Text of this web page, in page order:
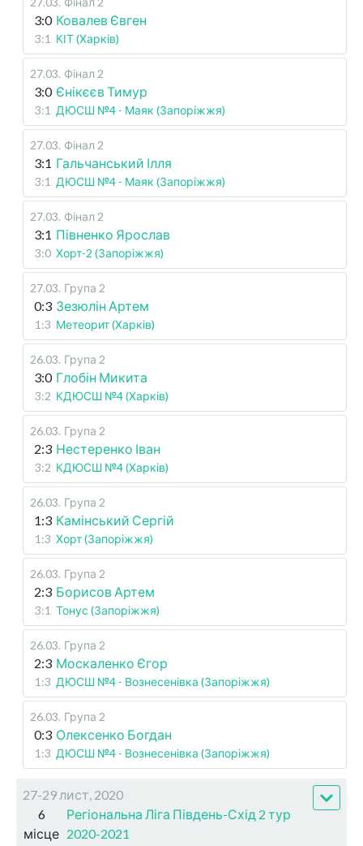
3:0 Ковалев Євген
3:1 КІТ (Харків)
27.03. Фінал 2
3:0 Єнікєєв Тимур
3:1 ДЮСШ №4 - Маяк (Запоріжжя)
27.03. Фінал 2
3:1 Гальчанський Ілля
3:1 ДЮСШ №4 - Маяк (Запоріжжя)
27.03. Фінал 2
3:1 Півненко Ярослав
3:0 Хорт-2 (Запоріжжя)
27.03. Група 2
0:3 Зезюлін Артем
1:3 Метеорит (Харків)
26.03. Група 2
3:0 Глобін Микита
3:2 КДЮСШ №4 (Харків)
26.03. Група 2
2:3 Нестеренко Іван
3:2 КДЮСШ №4 (Харків)
26.03. Група 2
1:3 Камінський Сергій
1:3 Хорт (Запоріжжя)
26.03. Група 2
2:3 Борисов Артем
3:1 Тонус (Запоріжжя)
26.03. Група 2
2:3 Москаленко Єгор
1:3 ДЮСШ №4 - Вознесенівка (Запоріжжя)
26.03. Група 2
0:3 Олексенко Богдан
1:3 ДЮСШ №4 - Вознесенівка (Запоріжжя)
27-29 лист, 2020
6
місце
Регіональна Ліга Південь-Схід 2 тур
2020-2021